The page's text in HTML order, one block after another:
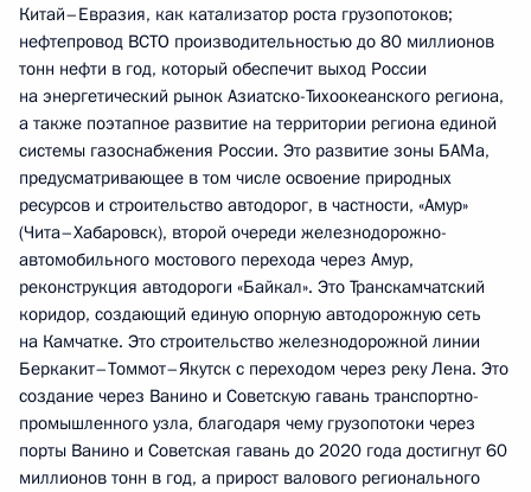
Китай–Евразия, как катализатор роста грузопотоков;
нефтепровод ВСТО производительностью до 80 миллионов
тонн нефти в год, который обеспечит выход России
на энергетический рынок Азиатско-Тихоокеанского региона,
а также поэтапное развитие на территории региона единой
системы газоснабжения России. Это развитие зоны БАМа,
предусматривающее в том числе освоение природных
ресурсов и строительство автодорог, в частности, «Амур»
(Чита–Хабаровск), второй очереди железнодорожно-
автомобильного мостового перехода через Амур,
реконструкция автодороги «Байкал». Это Транскамчатский
коридор, создающий единую опорную автодорожную сеть
на Камчатке. Это строительство железнодорожной линии
Беркакит–Томмот–Якутск с переходом через реку Лена. Это
создание через Ванино и Советскую гавань транспортно-
промышленного узла, благодаря чему грузопотоки через
порты Ванино и Советская гавань до 2020 года достигнут 60
миллионов тонн в год, а прирост валового регионального